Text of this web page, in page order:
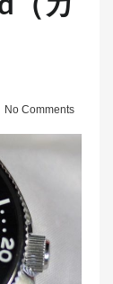
No Comments